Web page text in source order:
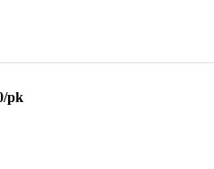
pk